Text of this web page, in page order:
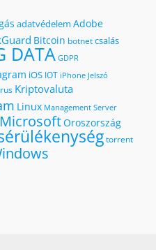
adatvédelem Adobe
Bitcoin botnetcsalás
DATA GDPR
iOS IOT iPhone Jelszó
Kriptovaluta
Linux Management Server
MicrosoftOroszország
torrent